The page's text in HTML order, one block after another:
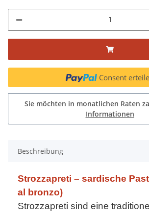
Consent
Sie möchten in monatlichen Raten
Informationen
Beschreibung
Strozzapreti – sardische
al bronzo)
Strozzapreti sind eine